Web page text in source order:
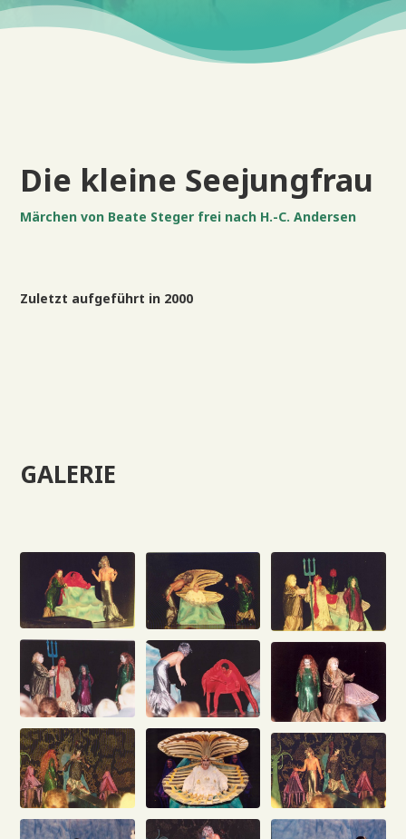
Die kleine Seejungfrau
Märchen von Beate Steger frei nach H.-C. Andersen
Zuletzt aufgeführt in 2000
GALERIE